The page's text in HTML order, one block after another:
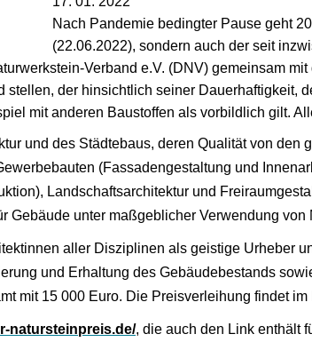
Nach Pandemie bedingter Pause geht
(22.06.2022), sondern auch der seit
Verband e.V. (DNV) gemeinsam
der hinsichtlich seiner Dauerhaftigkeit,
mit anderen Baustoffen als vorbildlich gilt.
und des Städtebaus, deren Qualität von
(Fassadengestaltung und
Landschaftsarchitektur und
Gebäude unter maßgeblicher Verwendung von
aller Disziplinen als geistige Urheber
und Erhaltung des Gebäudebestands
mit 15 000 Euro. Die Preisverleihung findet
natursteinpreis.de/, die auch den Link enthält